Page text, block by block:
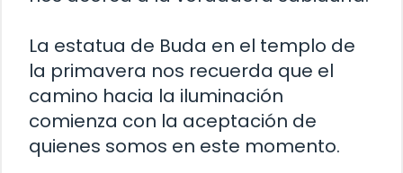
La estatua de Buda en el templo de
la primavera nos recuerda que el
camino hacia la iluminación
comienza con la aceptación de
quienes somos en este momento.